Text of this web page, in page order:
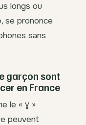
longs ou
se prononce
sans
garçon sont
en France
le « ɣ »
peuvent